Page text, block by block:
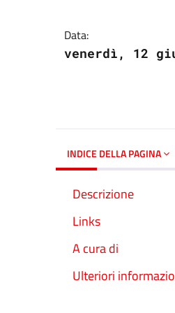
Data:
venerdì, 12
INDICE DELLA PAGINA
Descrizione
Links
A cura di
Ulteriori